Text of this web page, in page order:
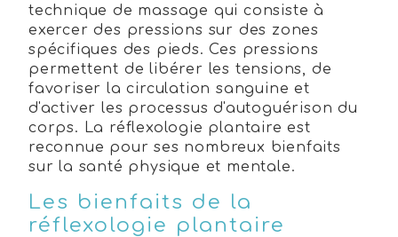
technique de massage qui consiste à
exercer des pressions sur des zones
spécifiques des pieds. Ces pressions
permettent de libérer les tensions, de
favoriser la circulation sanguine et
d'activer les processus d'autoguérison du
corps. La réflexologie plantaire est
reconnue pour ses nombreux bienfaits
sur la santé physique et mentale.
Les bienfaits de la
réflexologie plantaire